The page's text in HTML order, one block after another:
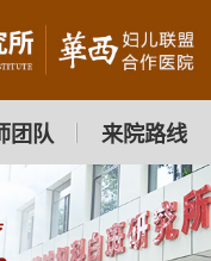
团队 来院路线